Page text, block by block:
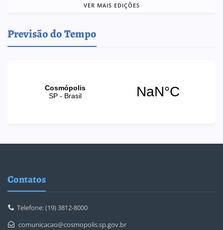
VER MAIS EDIÇÕES
Previsão do Tempo
Contatos
Telefone: (19) 3812-8000
comunicacao@cosmopolis.sp.gov.br